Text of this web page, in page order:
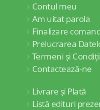
Contul meu
Am uitat parola
Finalizare
Prelucrarea
Termeni și Condiții
Contactează-ne
Livrare și Plată
Listă edituri